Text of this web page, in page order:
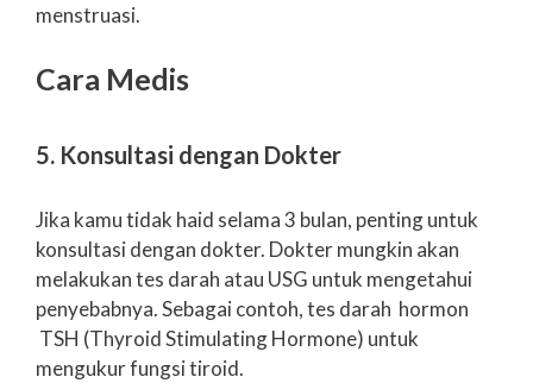
menstruasi.
Cara Medis
5. Konsultasi dengan Dokter
Jika kamu tidak haid selama 3 bulan, penting untuk
konsultasi dengan dokter. Dokter mungkin akan
melakukan tes darah atau USG untuk mengetahui
penyebabnya. Sebagai contoh, tes darah hormon
TSH (Thyroid Stimulating Hormone) untuk
mengukur fungsi tiroid.